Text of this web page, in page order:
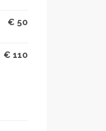
€ 50
€ 110